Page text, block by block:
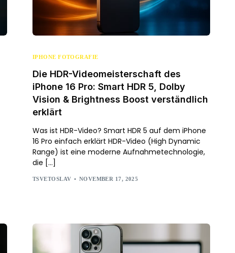
IPHONE FOTOGRAFIE
Die HDR-Videomeisterschaft des
iPhone 16 Pro: Smart HDR 5, Dolby
Vision & Brightness Boost verständlich
erklärt
Was ist HDR-Video? Smart HDR 5 auf dem iPhone
16 Pro einfach erklärt HDR-Video (High Dynamic
Range) ist eine moderne Aufnahmetechnologie,
die […]
TSVETOSLAV NOVEMBER 17, 2025